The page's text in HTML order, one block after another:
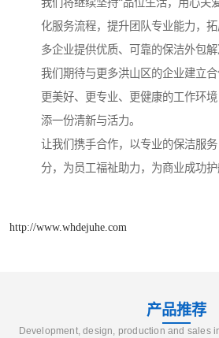
我们将继续坚持“品位生活，用心关
化服务流程，提升团队专业能力，
多企业提供优质、可靠的保洁外包解
我们期待与更多洪山区的企业建立
更美好、更专业、更健康的工作环
添一份清新与活力。
让我们携手合作，以专业的保洁服
分，为员工福祉助力，为商业成功护
http://www.whdejuhe.com
产品推荐
Development, design, production and sales